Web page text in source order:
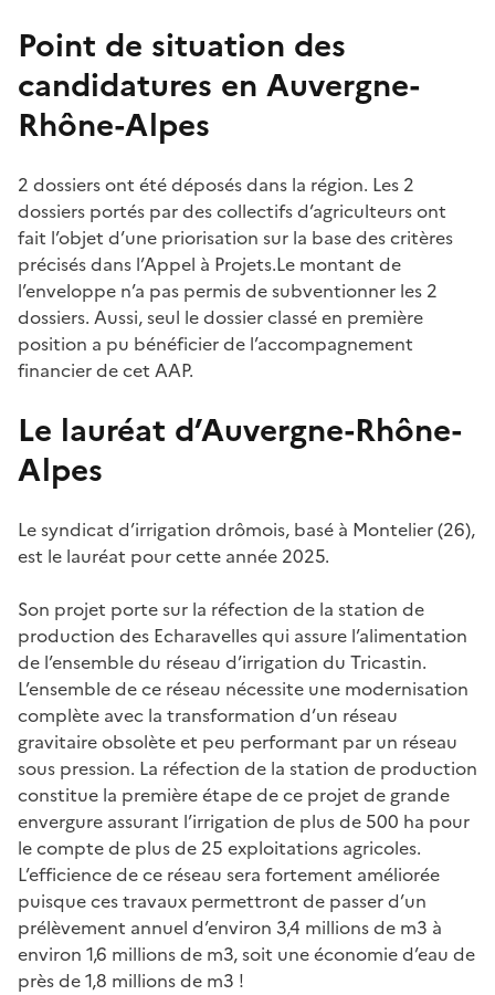
Point de situation des
candidatures en Auvergne-
Rhône-Alpes
2 dossiers ont été déposés dans la région. Les 2
dossiers portés par des collectifs d’agriculteurs ont
fait l’objet d’une priorisation sur la base des critères
précisés dans l’Appel à Projets.Le montant de
l’enveloppe n’a pas permis de subventionner les 2
dossiers. Aussi, seul le dossier classé en première
position a pu bénéficier de l’accompagnement
financier de cet AAP.
Le lauréat d’Auvergne-Rhône-
Alpes
Le syndicat d’irrigation drômois, basé à Montelier (26),
est le lauréat pour cette année 2025.
Son projet porte sur la réfection de la station de
production des Echaravelles qui assure l’alimentation
de l’ensemble du réseau d’irrigation du Tricastin.
L’ensemble de ce réseau nécessite une modernisation
complète avec la transformation d’un réseau
gravitaire obsolète et peu performant par un réseau
sous pression. La réfection de la station de production
constitue la première étape de ce projet de grande
envergure assurant l’irrigation de plus de 500 ha pour
le compte de plus de 25 exploitations agricoles.
L’efficience de ce réseau sera fortement améliorée
puisque ces travaux permettront de passer d’un
prélèvement annuel d’environ 3,4 millions de m3 à
environ 1,6 millions de m3, soit une économie d’eau de
près de 1,8 millions de m3 !